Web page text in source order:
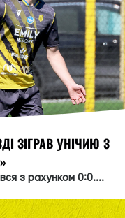
ЗІГРАВ УНІЧИЮ З
з рахунком 0:0....